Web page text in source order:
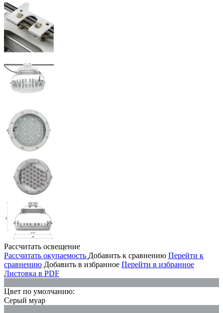
Рассчитать освещение
Рассчитать окупаемость Добавить к сравнению Перейти к
сравнению Добавить в избранное Перейти в избранное
Листовка в PDF
Цвет по умолчанию:
Серый муар